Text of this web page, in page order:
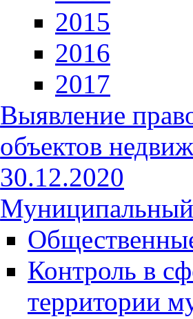
2015
2016
2017
Выявление
объектов
30.12.2020
Муниципальный
Контроль в
территории